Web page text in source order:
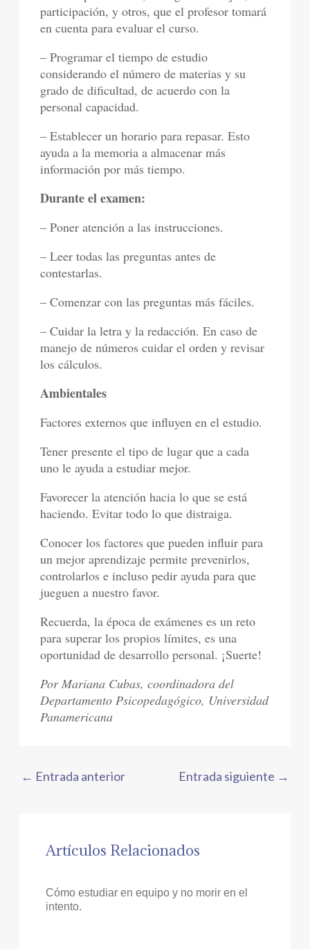
participación, y otros, que el profesor tomará
en cuenta para evaluar el curso.
– Programar el tiempo de estudio
considerando el número de materias y su
grado de dificultad, de acuerdo con la
personal capacidad.
– Establecer un horario para repasar. Esto
ayuda a la memoria a almacenar más
información por más tiempo.
Durante el examen:
– Poner atención a las instrucciones.
– Leer todas las preguntas antes de
contestarlas.
– Comenzar con las preguntas más fáciles.
– Cuidar la letra y la redacción. En caso de
manejo de números cuidar el orden y revisar
los cálculos.
Ambientales
Factores externos que influyen en el estudio.
Tener presente el tipo de lugar que a cada
uno le ayuda a estudiar mejor.
Favorecer la atención hacia lo que se está
haciendo. Evitar todo lo que distraiga.
Conocer los factores que pueden influir para
un mejor aprendizaje permite prevenirlos,
controlarlos e incluso pedir ayuda para que
jueguen a nuestro favor.
Recuerda, la época de exámenes es un reto
para superar los propios límites, es una
oportunidad de desarrollo personal. ¡Suerte!
Por Mariana Cubas, coordinadora del
Departamento Psicopedagógico, Universidad
Panamericana
← Entrada anterior Entrada siguiente →
Artículos Relacionados
Cómo estudiar en equipo y no morir en el
intento.